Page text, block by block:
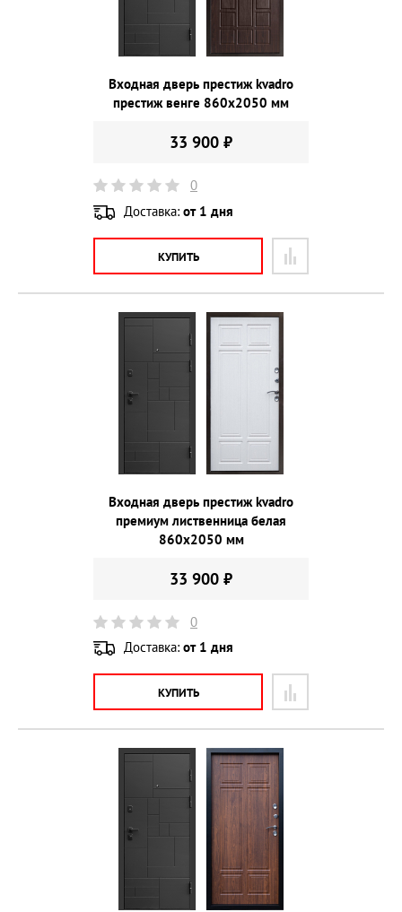
Входная дверь престиж kvadro
престиж венге 860х2050 мм
33 900 ₽
0
Доставка: от 1 дня
КУПИТЬ
Входная дверь престиж kvadro
премиум лиственница белая
860х2050 мм
33 900 ₽
0
Доставка: от 1 дня
КУПИТЬ